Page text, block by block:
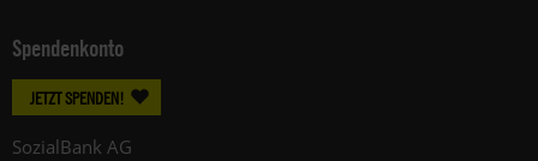
Spendenkonto
JETZT SPENDEN!
SozialBank AG